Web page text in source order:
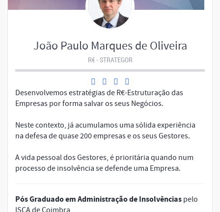
João Paulo Marques de Oliveira
R€ - STRATEGOR
Desenvolvemos estratégias de R€-Estruturação das
Empresas por forma salvar os seus Negócios.
Neste contexto, já acumulamos uma sólida experiência
na defesa de quase 200 empresas e os seus Gestores.
A vida pessoal dos Gestores, é prioritária quando num
processo de insolvência se defende uma Empresa.
Pós Graduado em Administração de Insolvências pelo